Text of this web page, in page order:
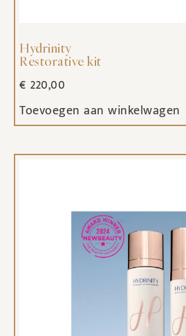
Hydrinity
Restorative kit
€ 220,00
Toevoegen aan winkelwagen